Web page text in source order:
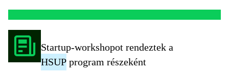
nagyobb hozzáférhetőséget.
Startup-workshopot rendeztek a
HSUP program részeként